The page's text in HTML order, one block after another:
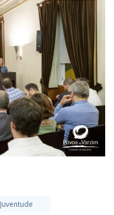
Juventude